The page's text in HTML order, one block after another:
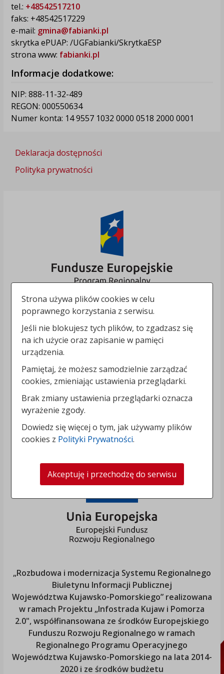
tel.: +48542517210
faks: +48542517229
e-mail: gmina@fabianki.pl
skrytka ePUAP: /UGFabianki/SkrytkaESP
strona www: fabianki.pl
Informacje dodatkowe:
NIP: 888-11-32-489
REGON: 000550634
Numer konta: 14 9557 1032 0000 0518 2000 0001
Deklaracja dostępności
Polityka prywatności
„Rozbudowa i modernizacja Systemu Regionalnego
Biuletynu Informacji Publicznej
Województwa Kujawsko-Pomorskiego” realizowana
w ramach Projektu „Infostrada Kujaw i Pomorza
2.0", współfinansowana ze środków Europejskiego
Funduszu Rozwoju Regionalnego w ramach
Regionalnego Programu Operacyjnego
Województwa Kujawsko-Pomorskiego na lata 2014-
2020 i ze środków budżetu
Strona używa plików cookies w celu
poprawnego korzystania z serwisu.
Jeśli nie blokujesz tych plików, to zgadzasz się
na ich użycie oraz zapisanie w pamięci
urządzenia.
Pamiętaj, że możesz samodzielnie zarządzać
cookies, zmieniając ustawienia przeglądarki.
Brak zmiany ustawienia przeglądarki oznacza
wyrażenie zgody.
Dowiedz się więcej o tym, jak używamy plików
cookies z Polityki Prywatności.
Akceptuję i przechodzę do serwisu